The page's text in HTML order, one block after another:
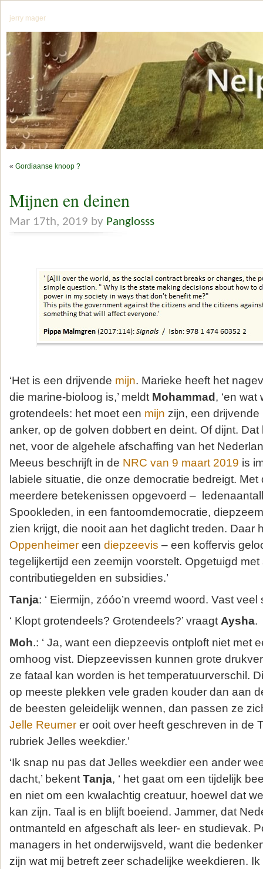
jerry mager
« Gordiaanse knoop ?
Mijnen en deinen
Mar 17th, 2019 by Panglosss
‘Het is een drijvende mijn. Marieke heeft het
die marine-bioloog is,’ meldt Mohammad , ‘en
grotendeels: het moet een mijn zijn, een
anker, op de golven dobbert en deint. Of dijnt.
net, voor de algehele afschaffing van het
Meeus beschrijft in de NRC van 9 maart 2019 is
labiele situatie, die onze democratie bedreigt.
meerdere betekenissen opgevoerd –
Spookleden, in een fantoomdemocratie,
zien krijgt, die nooit aan het daglicht treden. Daar
Oppenheimer een diepzeevis – een koffervis
tegelijkertijd een zeemijn voorstelt. Opgetuigd
contributiegelden en subsidies.’
Tanja: ‘ Eiermijn, zóóo’n vreemd woord. Vast veel
‘ Klopt grotendeels? Grotendeels?’ vraagt Aysha.
Moh.: ‘ Ja, want een diepzeevis ontploft niet met
omhoog vist. Diepzeevissen kunnen grote
ze fataal kan worden is het temperatuurverschil.
op meeste plekken vele graden kouder dan aan
de beesten geleidelijk wennen, dan passen ze
Jelle Reumer er ooit over heeft geschreven in de
rubriek Jelles weekdier.’
‘Ik snap nu pas dat Jelles weekdier een ander
dacht,’ bekent Tanja, ‘ het gaat om een tijdelijk
en niet om een kwalachtig creatuur, hoewel dat
kan zijn. Taal is en blijft boeiend. Jammer, dat
ontmanteld en afgeschaft als leer- en studievak.
managers in het onderwijsveld, want die
zijn wat mij betreft zeer schadelijke weekdieren.